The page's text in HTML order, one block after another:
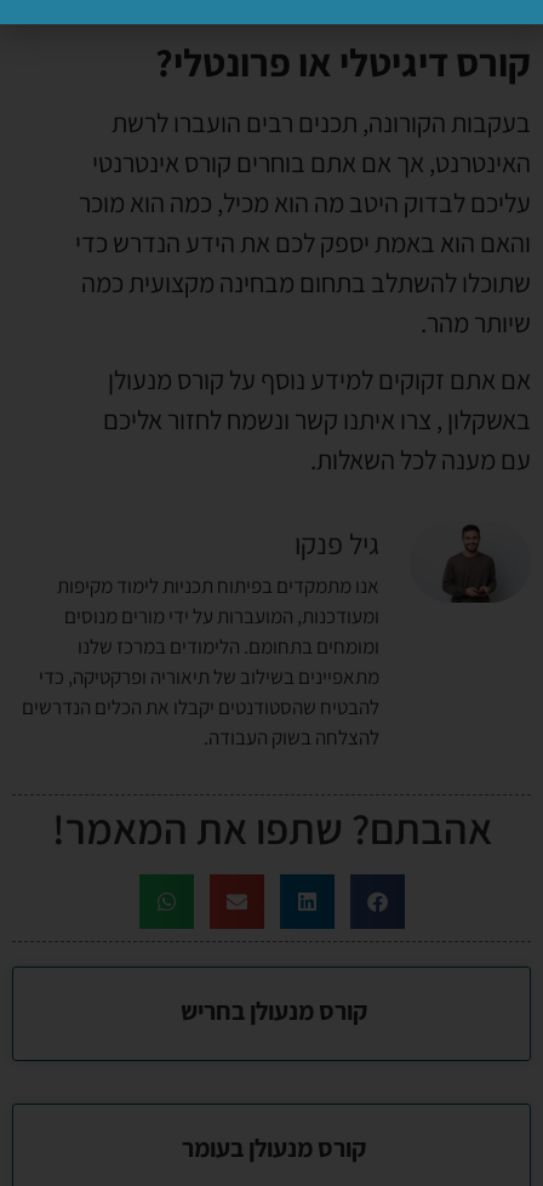
קורס דיגיטלי או פרונטלי?
בעקבות הקורונה, תכנים רבים הועברו לרשת
האינטרנט, אך אם אתם בוחרים קורס אינטרנטי
עליכם לבדוק היטב מה הוא מכיל, כמה הוא מוכר
והאם הוא באמת יספק לכם את הידע הנדרש כדי
שתוכלו להשתלב בתחום מבחינה מקצועית כמה
שיותר מהר.
אם אתם זקוקים למידע נוסף על קורס מנעולן
באשקלון , צרו איתנו קשר ונשמח לחזור אליכם
עם מענה לכל השאלות.
גיל פנקו
אנו מתמקדים בפיתוח תכניות לימוד מקיפות
ומעודכנות, המועברות על ידי מורים מנוסים
ומומחים בתחומם. הלימודים במרכז שלנו
מתאפיינים בשילוב של תיאוריה ופרקטיקה, כדי
להבטיח שהסטודנטים יקבלו את הכלים הנדרשים
להצלחה בשוק העבודה.
אהבתם? שתפו את המאמר!
קורס מנעולן בחריש
קורס מנעולן בעומר